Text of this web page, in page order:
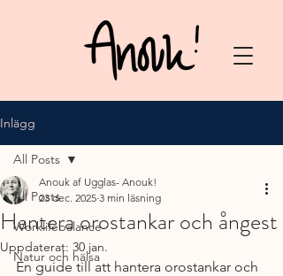
Inlägg
All Posts
Worklifebalance
Natur och hälsa
All Posts
Hantera orostankar och ångest
Anouk af Ugglas- Anouk!
23 dec. 2025 3 min läsning
Uppdaterat: 30 jan.
En guide till att hantera orostankar och